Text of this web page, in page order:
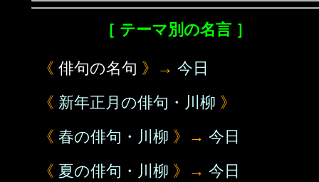
［ テーマ別の名言 ］
《 俳句の名句 》→ 今日
《 新年正月の俳句・川柳 》
《 春の俳句・川柳 》→ 今日
《 夏の俳句・川柳 》→ 今日